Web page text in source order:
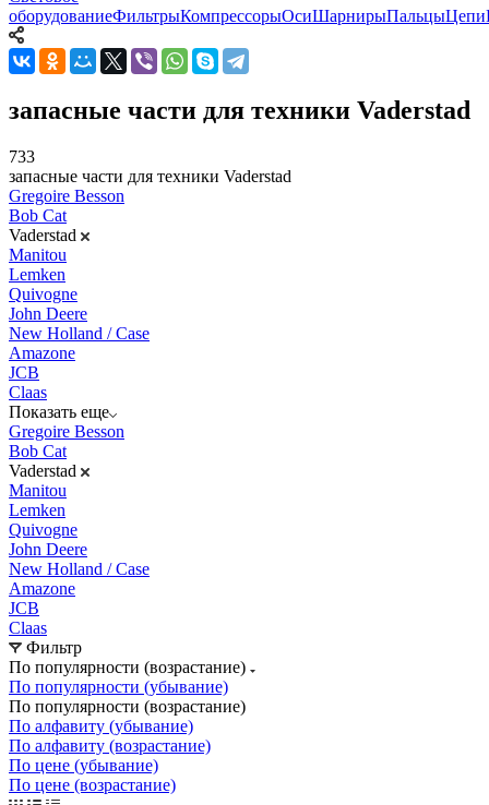
оборудованиеФильтрыКомпрессорыОсиШарнирыПальцыЦепи
запасные части для техники Vaderstad
733
запасные части для техники Vaderstad
Gregoire Besson
Bob Cat
Vaderstad
Manitou
Lemken
Quivogne
John Deere
New Holland / Case
Amazone
JCB
Claas
Показать еще
Gregoire Besson
Bob Cat
Vaderstad
Manitou
Lemken
Quivogne
John Deere
New Holland / Case
Amazone
JCB
Claas
Фильтр
По популярности (возрастание)
По популярности (убывание)
По популярности (возрастание)
По алфавиту (убывание)
По алфавиту (возрастание)
По цене (убывание)
По цене (возрастание)